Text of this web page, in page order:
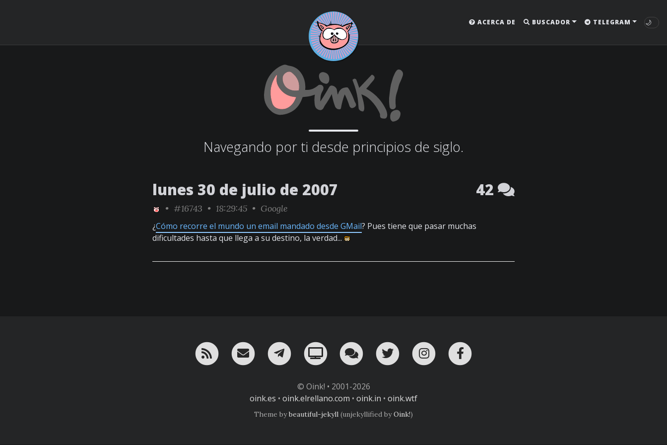
ACERCA DE BUSCADOR TELEGRAM 🌙
Navegando por ti desde principios de siglo.
lunes 30 de julio de 2007 42
• #16743 • 18:29:45 • Google
¿Cómo recorre el mundo un email mandado desde GMail? Pues tiene que pasar muchas
dificultades hasta que llega a su destino, la verdad...
RSS ¡Mándame un email!
¡Nuestro canal en Telegram!
Oink! TV Charla con nosotros en Telegram
Twitter Instagram
© Oink! • 2001-2026
oink.es • oink.elrellano.com • oink.in • oink.wtf
Theme bybeautiful-jekyll (unjekyllified byOink!)